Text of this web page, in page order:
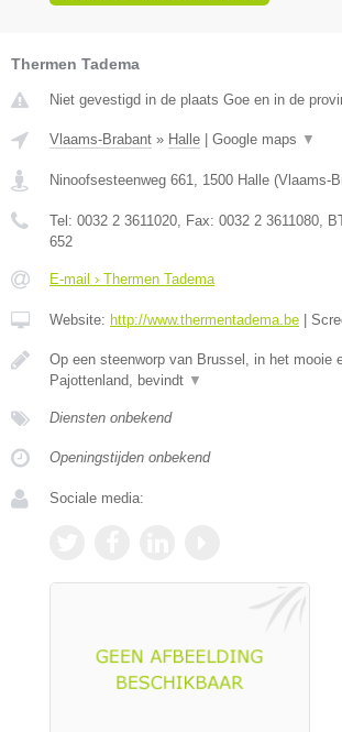
Thermen Tadema
Niet gevestigd in de plaats Goe en in de
Vlaams-Brabant » Halle | Google maps ▼
Ninoofsesteenweg 661 1500 Halle (Vlaams-
Tel: 0032 2 3611020 , Fax: 0032 2 3611080 ,
652
E-mail › Thermen Tadema
Website: http://www.thermentadema.be |
Op een steenworp van Brussel, in het mooie
Pajottenland, bevindt ▼
Diensten onbekend
Openingstijden onbekend
Sociale media: